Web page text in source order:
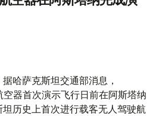
哈萨克斯坦交通部消息，
器首次演示飞行日前在阿斯塔纳
历史上首次进行载客无人驾驶航